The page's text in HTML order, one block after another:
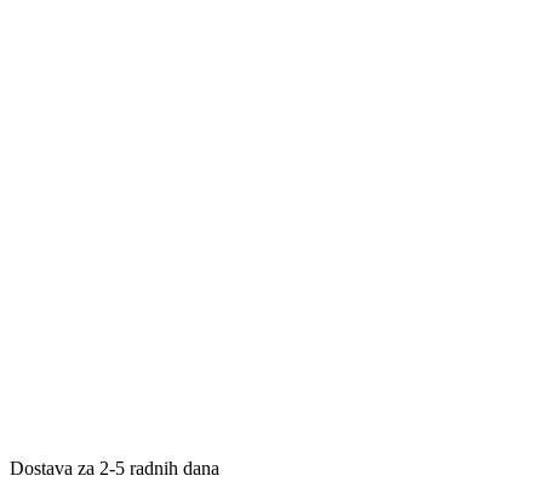
Dostava za 2-5 radnih dana